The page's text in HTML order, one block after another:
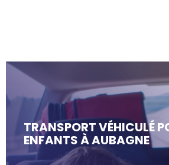
TRANSPORT VÉHICULÉ
ENFANTS À AUBAGNE